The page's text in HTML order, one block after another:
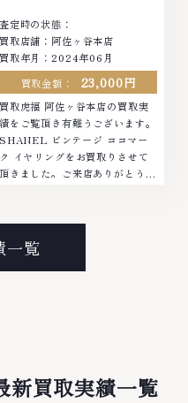
～19:00定休日: 年中無休
査定時の状態：
買取店舗：阿佐ヶ谷本店
買取年月：2024年06月
買取金額：
23,000円
買取虎福 阿佐ヶ谷本店の買取実
績をご覧頂き有難うございます。
SHANEL ビンテージ ココマー
ク イヤリングをお買取りさせて
頂きました。ご来店ありがとうご
ンド品 ブランド衣類 お酒買取
のことなら、お任せください。
かでも金・プラチナ等のアクセ
リー・貴金属・宝石・ダイヤモ
買取りを実現しており、他店では
一覧
新買取実績一覧